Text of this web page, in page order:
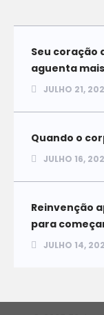
Seu coração
aguenta mais
JULHO 21,
Quando o
JULHO 16,
Reinvenção
para
JULHO 14,